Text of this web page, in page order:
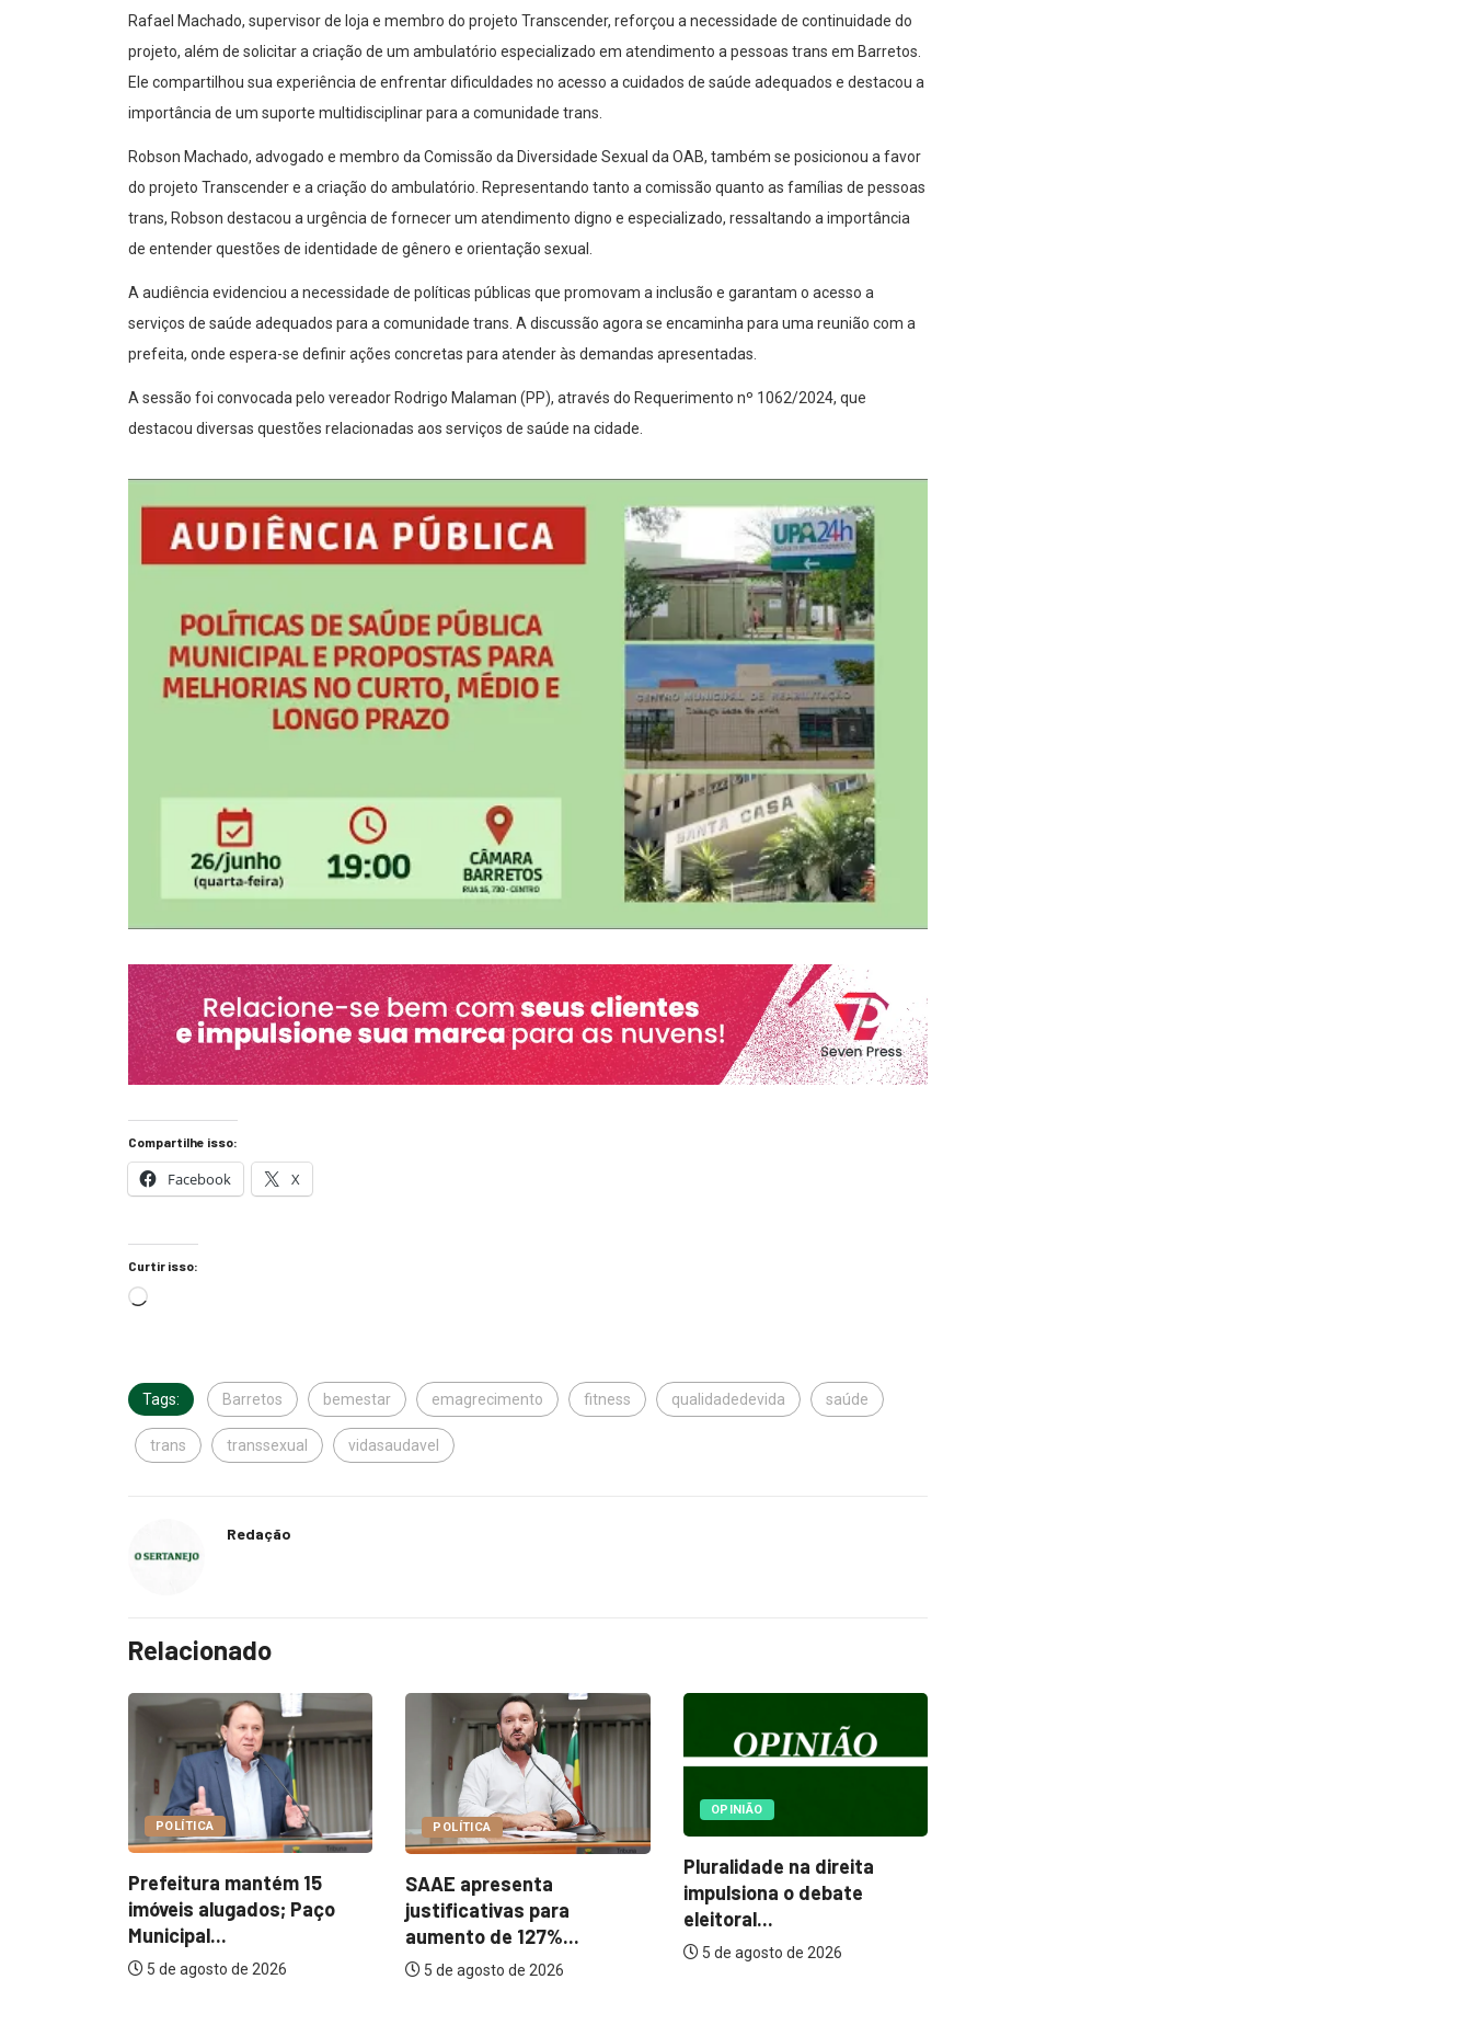
Rafael Machado, supervisor de loja e membro do projeto Transcender, reforçou a necessidade de continuidade do
projeto, além de solicitar a criação de um ambulatório especializado em atendimento a pessoas trans em Barretos.
Ele compartilhou sua experiência de enfrentar dificuldades no acesso a cuidados de saúde adequados e destacou a
importância de um suporte multidisciplinar para a comunidade trans.
Robson Machado, advogado e membro da Comissão da Diversidade Sexual da OAB, também se posicionou a favor
do projeto Transcender e a criação do ambulatório. Representando tanto a comissão quanto as famílias de pessoas
trans, Robson destacou a urgência de fornecer um atendimento digno e especializado, ressaltando a importância
de entender questões de identidade de gênero e orientação sexual.
A audiência evidenciou a necessidade de políticas públicas que promovam a inclusão e garantam o acesso a
serviços de saúde adequados para a comunidade trans. A discussão agora se encaminha para uma reunião com a
prefeita, onde espera-se definir ações concretas para atender às demandas apresentadas.
A sessão foi convocada pelo vereador Rodrigo Malaman (PP), através do Requerimento nº 1062/2024, que
destacou diversas questões relacionadas aos serviços de saúde na cidade.
Compartilhe isso:
Facebook X
Curtir isso:
Tags: Barretos bemestar emagrecimento fitness qualidadedevida saúde
trans transsexual vidasaudavel
Redação
Relacionado
POLÍTICA
SAAE apresenta
justificativas para
aumento de 127%...
5 de agosto de 2026
OPINIÃO
impulsiona o debate
eleitoral...
Prefeitura mantém 15
imóveis alugados; Paço